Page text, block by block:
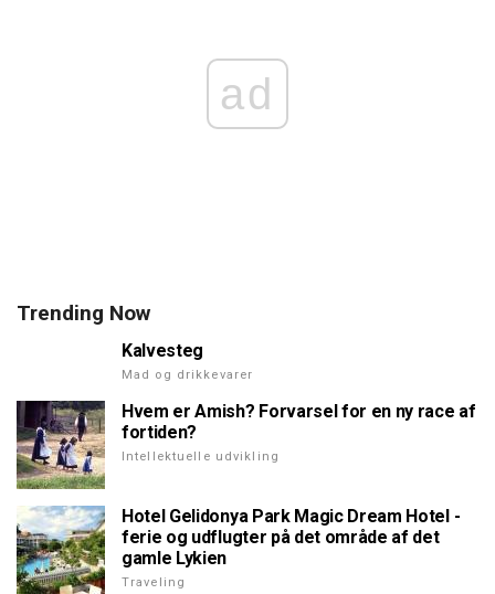
ad
Trending Now
Kalvesteg
Mad og drikkevarer
Hvem er Amish? Forvarsel for en ny race af
fortiden?
Intellektuelle udvikling
Hotel Gelidonya Park Magic Dream Hotel -
ferie og udflugter på det område af det
gamle Lykien
Traveling